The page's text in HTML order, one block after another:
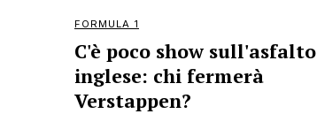
FORMULA 1
C'è poco show sull'asfalto
inglese: chi fermerà
Verstappen?